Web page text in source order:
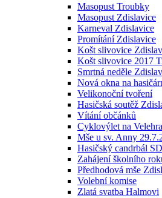
Masopust Troubky
Masopust Zdislavice
Karneval Zdislavice
Promítání Zdislavice
Košt slivovice
Košt slivovice 2017
Smrtná neděle
Nová okna na
Velikonoční tvoření
Hasičská soutěž
Vítání občánků
Cyklovýlet na
Mše u sv. Anny
Hasičský candrbál
Zahájení školního
Předhodová mše
Volební komise
Zlatá svatba Halmovi